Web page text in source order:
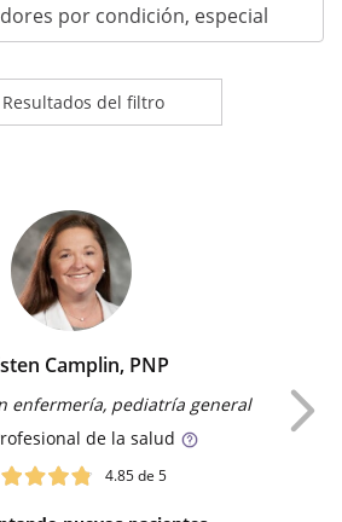
Resultados del filtro
Camplin, PNP
enfermería, pediatría general
de la salud
4.85de 5